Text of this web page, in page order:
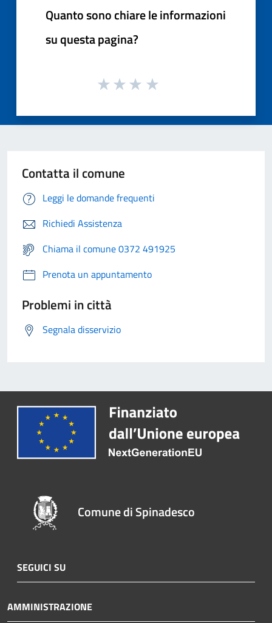
Quanto sono chiare le informazioni
su questa pagina?
Contatta il comune
Leggi le domande frequenti
Richiedi Assistenza
Chiama il comune 0372 491925
Prenota un appuntamento
Problemi in città
Segnala disservizio
Comune di Spinadesco
SEGUICI SU
AMMINISTRAZIONE